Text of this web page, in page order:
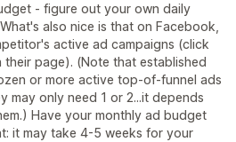
- figure out your own daily
also nice is that on Facebook,
active ad campaigns (click
page). (Note that established
or more active top-of-funnel ads
may only need 1 or 2...it depends
Have your monthly ad budget
it may take 4-5 weeks for your